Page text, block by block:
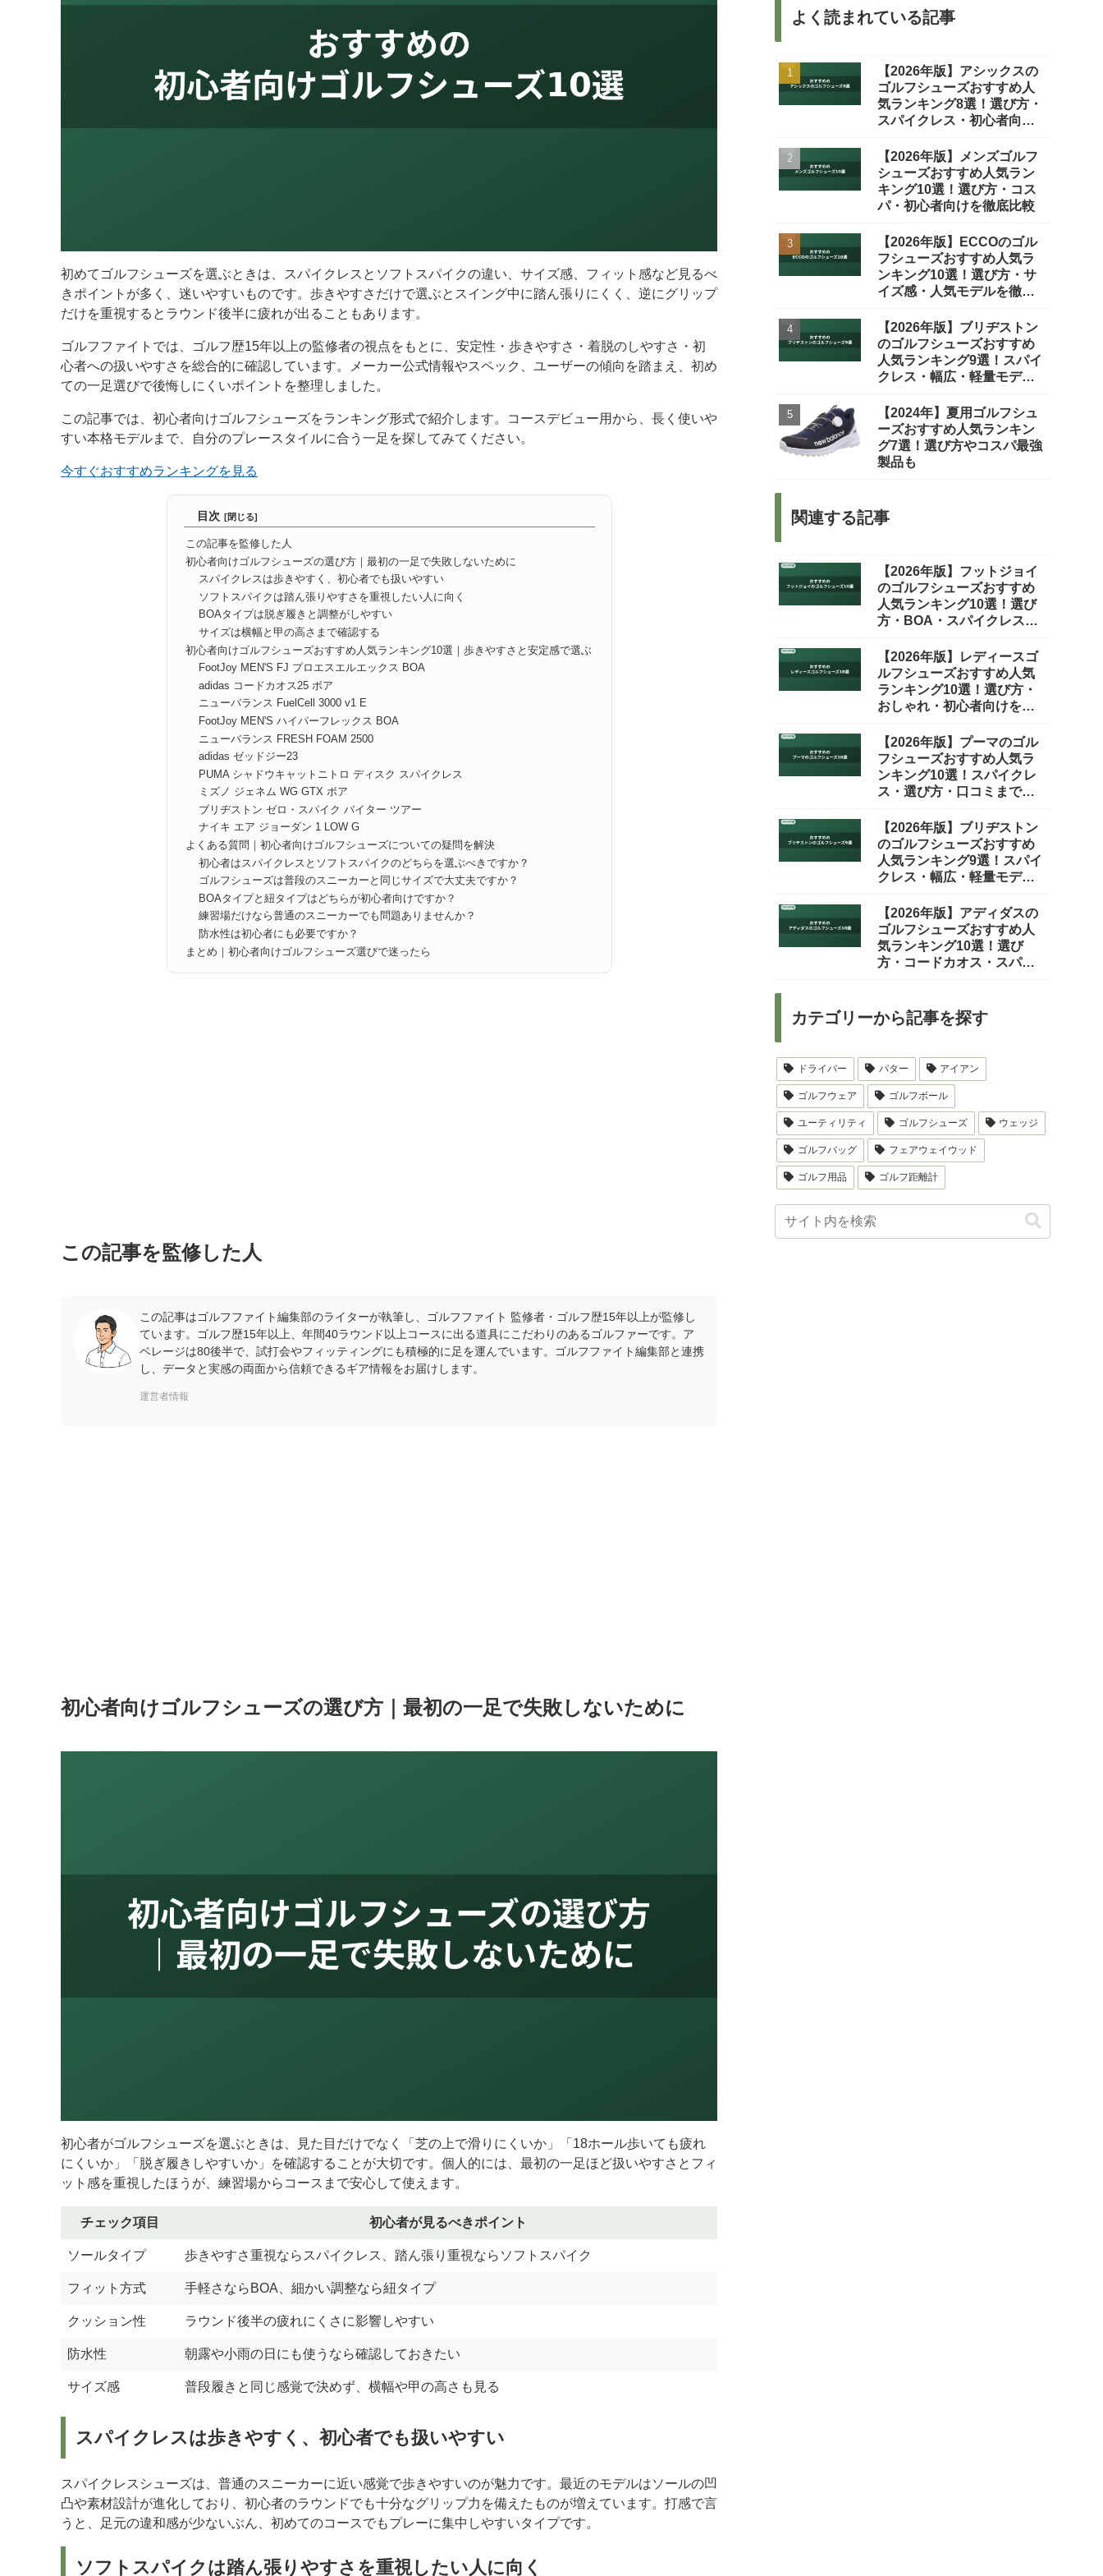
初めてゴルフシューズを選ぶときは、スパイクレスとソフトスパイクの違い、サイズ感、フィット感など見るべ
きポイントが多く、迷いやすいものです。歩きやすさだけで選ぶとスイング中に踏ん張りにくく、逆にグリップ
だけを重視するとラウンド後半に疲れが出ることもあります。
ゴルフファイトでは、ゴルフ歴15年以上の監修者の視点をもとに、安定性・歩きやすさ・着脱のしやすさ・初
心者への扱いやすさを総合的に確認しています。メーカー公式情報やスペック、ユーザーの傾向を踏まえ、初め
ての一足選びで後悔しにくいポイントを整理しました。
この記事では、初心者向けゴルフシューズをランキング形式で紹介します。コースデビュー用から、長く使いや
すい本格モデルまで、自分のプレースタイルに合う一足を探してみてください。
今すぐおすすめランキングを見る
目次
この記事を監修した人
初心者向けゴルフシューズの選び方｜最初の一足で失敗しないために
スパイクレスは歩きやすく、初心者でも扱いやすい
ソフトスパイクは踏ん張りやすさを重視したい人に向く
BOAタイプは脱ぎ履きと調整がしやすい
サイズは横幅と甲の高さまで確認する
初心者向けゴルフシューズおすすめ人気ランキング10選｜歩きやすさと安定感で選ぶ
FootJoy MEN'S FJ プロエスエルエックス BOA
adidas コードカオス25 ボア
ニューバランス FuelCell 3000 v1 E
FootJoy MEN'S ハイパーフレックス BOA
ニューバランス FRESH FOAM 2500
adidas ゼッドジー23
PUMA シャドウキャットニトロ ディスク スパイクレス
ミズノ ジェネム WG GTX ボア
ブリヂストン ゼロ・スパイク バイター ツアー
ナイキ エア ジョーダン 1 LOW G
よくある質問｜初心者向けゴルフシューズについての疑問を解決
初心者はスパイクレスとソフトスパイクのどちらを選ぶべきですか？
ゴルフシューズは普段のスニーカーと同じサイズで大丈夫ですか？
BOAタイプと紐タイプはどちらが初心者向けですか？
練習場だけなら普通のスニーカーでも問題ありませんか？
防水性は初心者にも必要ですか？
まとめ｜初心者向けゴルフシューズ選びで迷ったら
この記事を監修した人
この記事はゴルフファイト編集部のライターが執筆し、ゴルフファイト 監修者・ゴルフ歴15年以上が監修し
ています。ゴルフ歴15年以上、年間40ラウンド以上コースに出る道具にこだわりのあるゴルファーです。ア
ベレージは80後半で、試打会やフィッティングにも積極的に足を運んでいます。ゴルフファイト編集部と連携
し、データと実感の両面から信頼できるギア情報をお届けします。
運営者情報
初心者向けゴルフシューズの選び方｜最初の一足で失敗しないために
初心者がゴルフシューズを選ぶときは、見た目だけでなく「芝の上で滑りにくいか」「18ホール歩いても疲れ
にくいか」「脱ぎ履きしやすいか」を確認することが大切です。個人的には、最初の一足ほど扱いやすさとフィ
ット感を重視したほうが、練習場からコースまで安心して使えます。
チェック項目 初心者が見るべきポイント
ソールタイプ 歩きやすさ重視ならスパイクレス、踏ん張り重視ならソフトスパイク
フィット方式 手軽さならBOA、細かい調整なら紐タイプ
クッション性 ラウンド後半の疲れにくさに影響しやすい
防水性 朝露や小雨の日にも使うなら確認しておきたい
サイズ感 普段履きと同じ感覚で決めず、横幅や甲の高さも見る
スパイクレスは歩きやすく、初心者でも扱いやすい
スパイクレスシューズは、普通のスニーカーに近い感覚で歩きやすいのが魅力です。最近のモデルはソールの凹
凸や素材設計が進化しており、初心者のラウンドでも十分なグリップ力を備えたものが増えています。打感で言
うと、足元の違和感が少ないぶん、初めてのコースでもプレーに集中しやすいタイプです。
ソフトスパイクは踏ん張りやすさを重視したい人に向く
よく読まれている記事
【2026年版】アシックスの
ゴルフシューズおすすめ人
気ランキング8選！選び方・
スパイクレス・初心者向け
【2026年版】メンズゴルフ
シューズおすすめ人気ラン
キング10選！選び方・コス
パ・初心者向けを徹底比較
【2026年版】ECCOのゴル
フシューズおすすめ人気ラ
ンキング10選！選び方・サ
イズ感・人気モデルを徹底
【2026年版】ブリヂストン
のゴルフシューズおすすめ
人気ランキング9選！スパイ
クレス・幅広・軽量モデル
【2024年】夏用ゴルフシュ
ーズおすすめ人気ランキン
グ7選！選び方やコスパ最強
製品も
関連する記事
【2026年版】フットジョイ
のゴルフシューズおすすめ
人気ランキング10選！選び
方・BOA・スパイクレスま
【2026年版】レディースゴ
ルフシューズおすすめ人気
ランキング10選！選び方・
おしゃれ・初心者向けを徹
【2026年版】プーマのゴル
フシューズおすすめ人気ラ
ンキング10選！スパイクレ
ス・選び方・口コミまで徹
【2026年版】ブリヂストン
のゴルフシューズおすすめ
人気ランキング9選！スパイ
クレス・幅広・軽量モデル
【2026年版】アディダスの
ゴルフシューズおすすめ人
気ランキング10選！選び
方・コードカオス・スパイ
カテゴリーから記事を探す
ドライバー パター アイアン
ゴルフウェア ゴルフボール
ユーティリティ ゴルフシューズ ウェッジ
ゴルフバッグ フェアウェイウッド
ゴルフ用品 ゴルフ距離計